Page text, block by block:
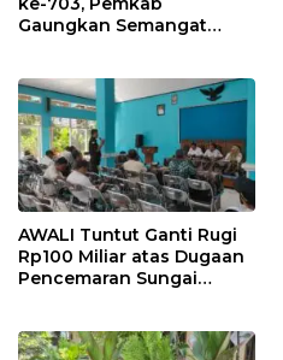
Gaungkan Semangat
AWALI Tuntut Ganti Rugi
Rp100 Miliar atas Dugaan
Pencemaran Sungai